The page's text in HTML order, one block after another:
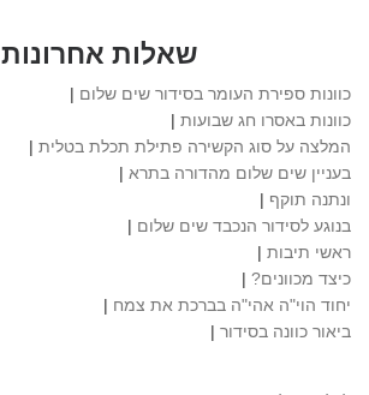
שאלות אחרונות
כוונות ספירת העומר בסידור שים שלום |
כוונות באסרו חג שבועות |
המלצה על סוג הקשירה פתילת תכלת בטלית |
בעניין שים שלום מהדורה בתרא |
ונתנה תוקף |
בנוגע לסידור הנכבד שים שלום |
ראשי תיבות |
כיצד מכוונים? |
יחוד הוי"ה אהי"ה בברכת את צמח |
ביאור כוונה בסידור |